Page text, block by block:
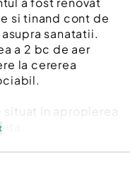
si tinand cont de
sanatatii.
a 2 bc de aer
la cererea
in apropierea